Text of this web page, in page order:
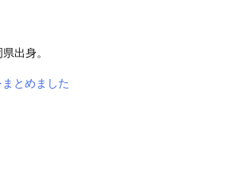
出身。
とめました